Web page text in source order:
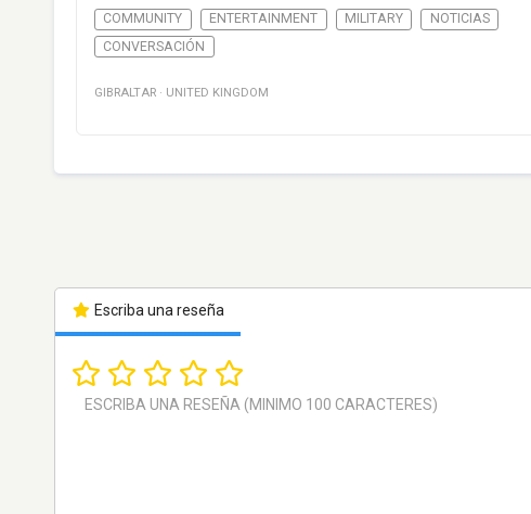
COMMUNITY ENTERTAINMENT MILITARY
NOTICIAS
CONVERSACIÓN
GIBRALTAR · UNITED KINGDOM
Escriba una reseña